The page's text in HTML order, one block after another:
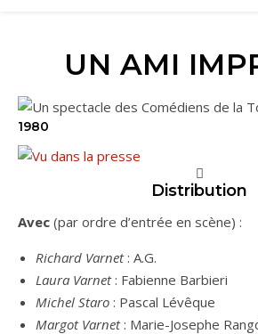
UN AMI
1980
Distribution
Avec (par ordre d’entrée en scène) :
Richard Varnet: A.G.
Laura Varnet: Fabienne Barbieri
Michel Staro : Pascal Lévêque
Margot Varnet: Marie-Josephe